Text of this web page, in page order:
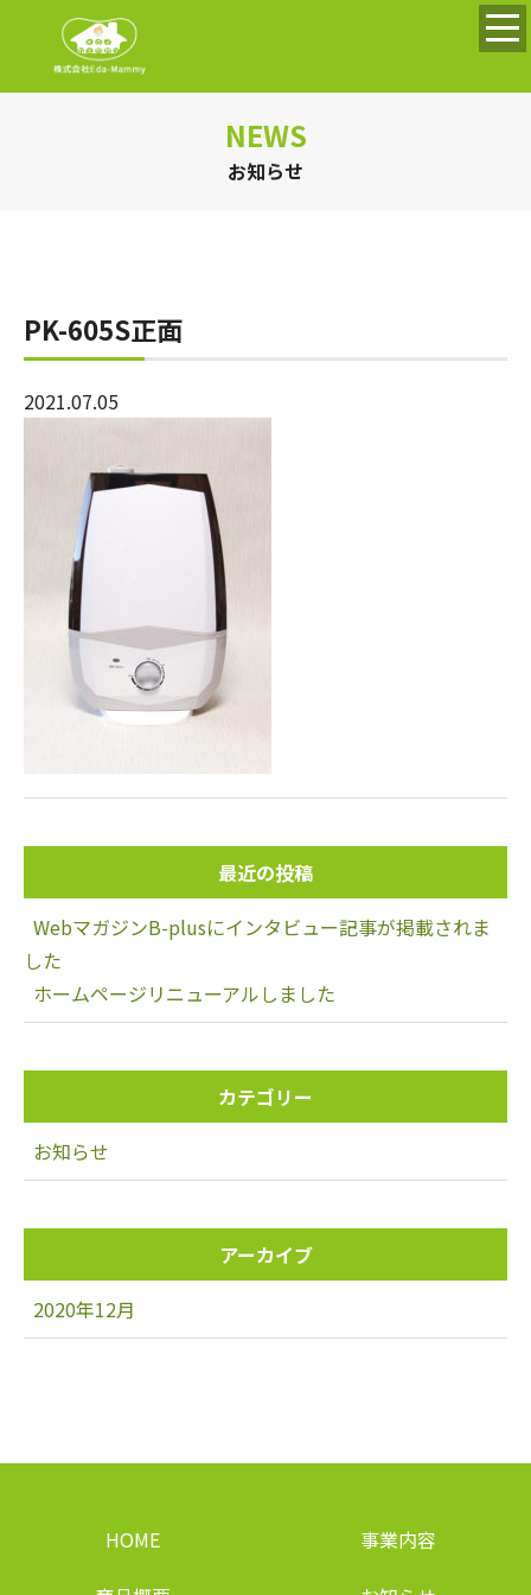
NEWS
お知らせ
PK-605S正面
2021.07.05
最近の投稿
WebマガジンB-plusにインタビュー記事が掲載されま
した
ホームページリニューアルしました
カテゴリー
お知らせ
アーカイブ
2020年12月
HOME
事業内容